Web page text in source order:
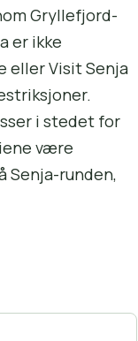
Gryllefjord-
er ikke
eller Visit Senja
i stedet for
være
Senja-runden,